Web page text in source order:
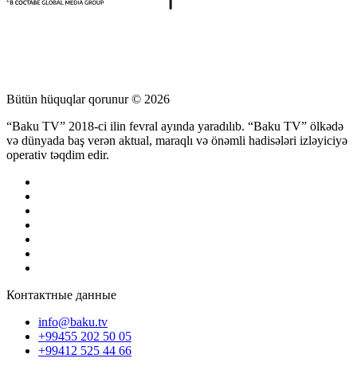
Bütün hüquqlar qorunur © 2026
“Baku TV” 2018-ci ilin fevral ayında yaradılıb. “Baku TV” ölkədə
və dünyada baş verən aktual, maraqlı və önəmli hadisələri izləyiciyə
operativ təqdim edir.
Контактные данные
info@baku.tv
+99455 202 50 05
+99412 525 44 66